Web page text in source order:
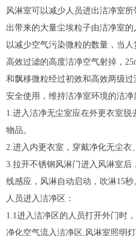
风淋室可以减少人员进出洁净室
出带来的大量尘埃粒子由洁净室
以减少空气污染微粒的数量，当
高效过滤的高度洁净空气射掉，
和飘移微粒经过初效和高效两级
安全使用，维持洁净室环境的洁净
1.进入洁净无尘室应在外更衣室
物品。
2.进入内更衣室，穿戴净化无尘衣
3.拉开不锈钢风淋门进入风淋室
线感应，风淋自动启动，吹淋15秒
人员进入洁净区：
1.1进入洁净区的人员打开外门时
净化空气流入洁净区,风淋室照明